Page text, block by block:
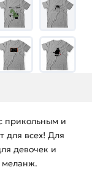
прикольным и
для всех! Для
девочек и
меланж.